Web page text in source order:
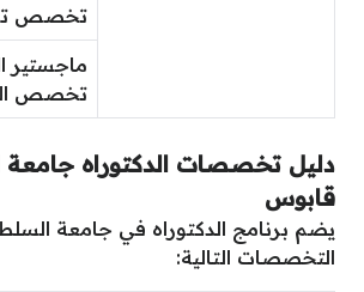
تخصص
ماجستير
تخصص
دليل تخصصات الدكتوراه جامعة
قابوس
يضم برنامج الدكتوراه في جامعة
التخصصات التالية: